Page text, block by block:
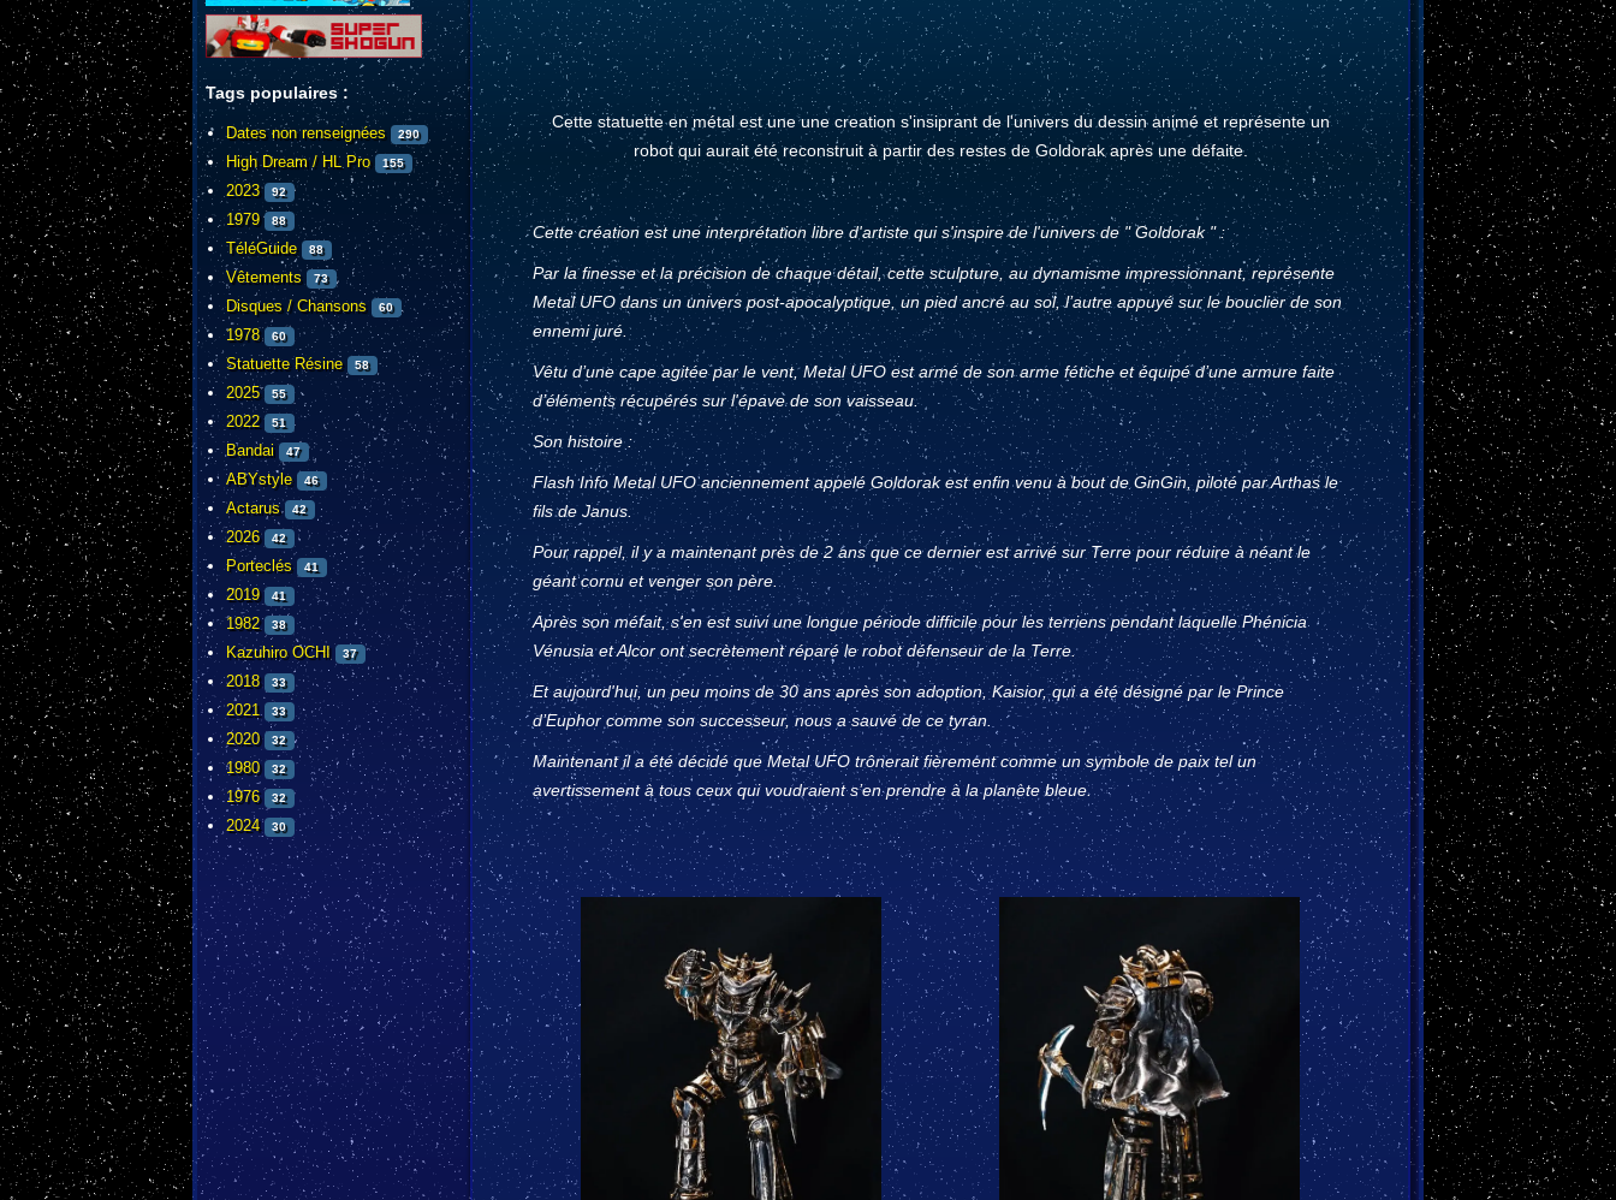
Tags populaires :
Dates non renseignées 290
High Dream / HL Pro 155
2023 92
1979 88
TéléGuide 88
Vêtements 73
Disques / Chansons 60
1978 60
Statuette Résine 58
2025 55
2022 51
Bandai 47
ABYstyle 46
Actarus 42
2026 42
Porteclés 41
2019 41
1982 38
Kazuhiro OCHI 37
2018 33
2021 33
2020 32
1980 32
1976 32
2024 30
Cette statuette en métal est une une creation s'insiprant de l'univers du dessin animé et représente un
robot qui aurait été reconstruit à partir des restes de Goldorak après une défaite.
Cette création est une interprétation libre d'artiste qui s'inspire de l'univers de " Goldorak " :
Par la finesse et la précision de chaque détail, cette sculpture, au dynamisme impressionnant, représente
Metal UFO dans un univers post-apocalyptique, un pied ancré au sol, l’autre appuyé sur le bouclier de son
ennemi juré.
Vêtu d’une cape agitée par le vent, Metal UFO est armé de son arme fétiche et équipé d’une armure faite
d’éléments récupérés sur l'épave de son vaisseau.
Son histoire :
Flash Info Metal UFO anciennement appelé Goldorak est enfin venu à bout de GinGin, piloté par Arthas le
fils de Janus.
Pour rappel, il y a maintenant près de 2 ans que ce dernier est arrivé sur Terre pour réduire à néant le
géant cornu et venger son père.
Après son méfait, s'en est suivi une longue période difficile pour les terriens pendant laquelle Phénicia
Vénusia et Alcor ont secrètement réparé le robot défenseur de la Terre.
Et aujourd'hui, un peu moins de 30 ans après son adoption, Kaisior, qui a été désigné par le Prince
d’Euphor comme son successeur, nous a sauvé de ce tyran.
Maintenant il a été décidé que Metal UFO trônerait fièrement comme un symbole de paix tel un
avertissement à tous ceux qui voudraient s’en prendre à la planète bleue.